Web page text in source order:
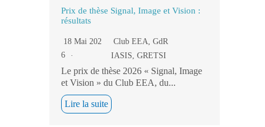
Prix de thèse Signal, Image et Vision :
résultats
18 Mai 202
6
Club EEA,GdR
IASIS,GRETSI
Le prix de thèse 2026 « Signal, Image
et Vision » du Club EEA, du...
Lire la suite